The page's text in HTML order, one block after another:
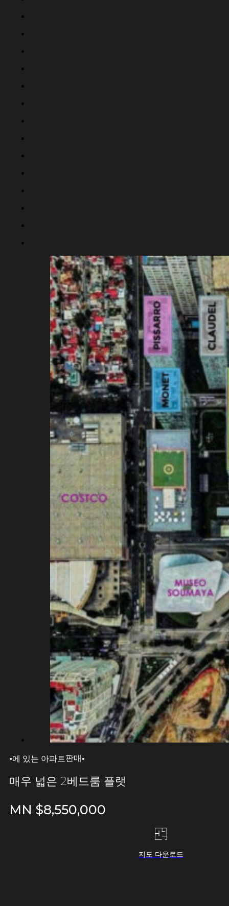
·에 있는 아파트판매·
매우 넓은 2베드룸 플랫
MN $8,550,000
지도 다운로드